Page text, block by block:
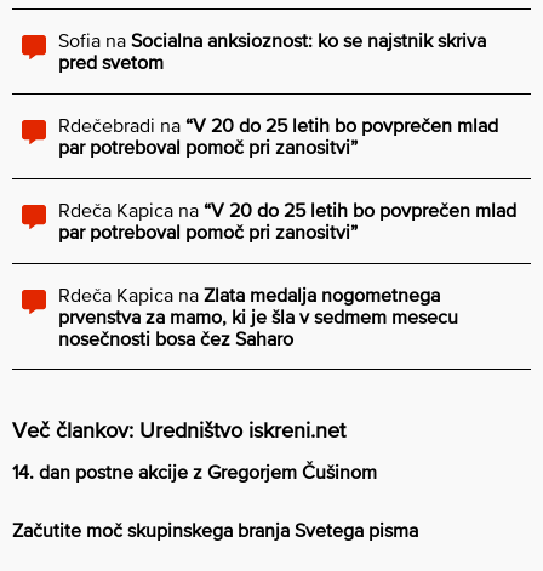
Sofia na Socialna anksioznost: ko se najstnik skriva
pred svetom
Rdečebradi na “V 20 do 25 letih bo povprečen mlad
par potreboval pomoč pri zanositvi”
Rdeča Kapica na “V 20 do 25 letih bo povprečen mlad
par potreboval pomoč pri zanositvi”
Rdeča Kapica na Zlata medalja nogometnega
prvenstva za mamo, ki je šla v sedmem mesecu
nosečnosti bosa čez Saharo
Več člankov: Uredništvo iskreni.net
14. dan postne akcije z Gregorjem Čušinom
Začutite moč skupinskega branja Svetega pisma